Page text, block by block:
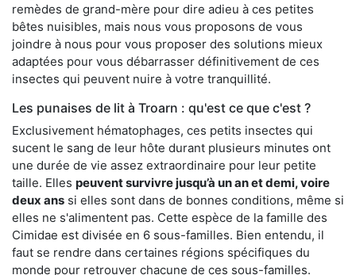
remèdes de grand-mère pour dire adieu à ces petites
bêtes nuisibles, mais nous vous proposons de vous
joindre à nous pour vous proposer des solutions mieux
adaptées pour vous débarrasser définitivement de ces
insectes qui peuvent nuire à votre tranquillité.
Les punaises de lit à Troarn : qu'est ce que c'est ?
Exclusivement hématophages, ces petits insectes qui
sucent le sang de leur hôte durant plusieurs minutes ont
une durée de vie assez extraordinaire pour leur petite
taille. Elles peuvent survivre jusqu’à un an et demi, voire
deux ans si elles sont dans de bonnes conditions, même si
elles ne s'alimentent pas. Cette espèce de la famille des
Cimidae est divisée en 6 sous-familles. Bien entendu, il
faut se rendre dans certaines régions spécifiques du
monde pour retrouver chacune de ces sous-familles.